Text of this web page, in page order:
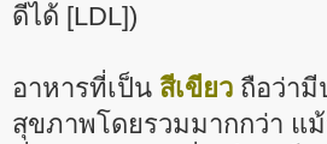
ดีได้ [LDL])
อาหารที่เป็น สีเขียว ถือว่ามี
สุขภาพโดยรวมมากกว่า แ